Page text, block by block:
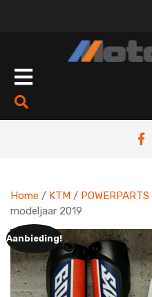
Open
Home / KTM / POWERPARTS
modeljaar 2019
Aanbieding!